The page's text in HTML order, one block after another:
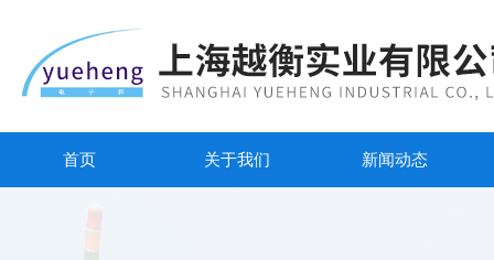
首页 关于我们 新闻动态